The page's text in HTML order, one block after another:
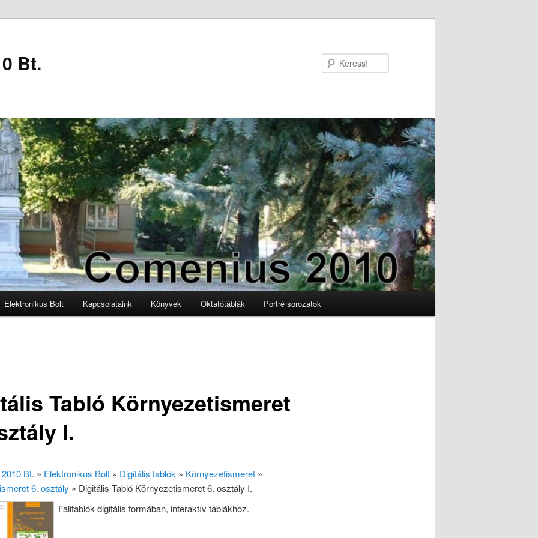
Bt.
Elektronikus Bolt Kapcsolataink Könyvek Oktatótáblák Portré sorozatok
Tabló Környezetismeret
I.
Bt. » Elektronikus Bolt» Digitális tablók » Környezetismeret»
6. osztály » Digitális Tabló Környezetismeret 6. osztály I.
Falitablók digitális formában, interaktív táblákhoz.